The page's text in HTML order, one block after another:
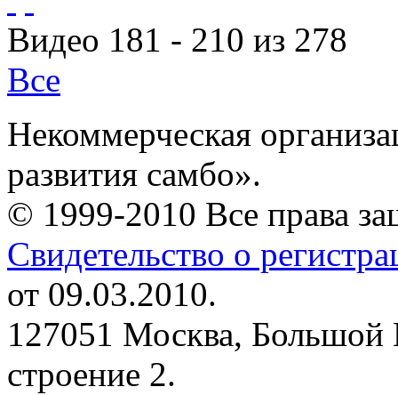
Видео 181 - 210 из 278
Все
Некоммерческая
развития самбо».
© 1999-2010 Все права
Свидетельство о
от 09.03.2010.
127051 Москва, Большой
строение 2.